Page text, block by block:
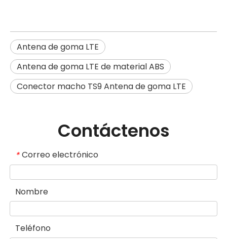
Antena de goma LTE
Antena de goma LTE de material ABS
Conector macho TS9 Antena de goma LTE
Contáctenos
* Correo electrónico
Nombre
Teléfono